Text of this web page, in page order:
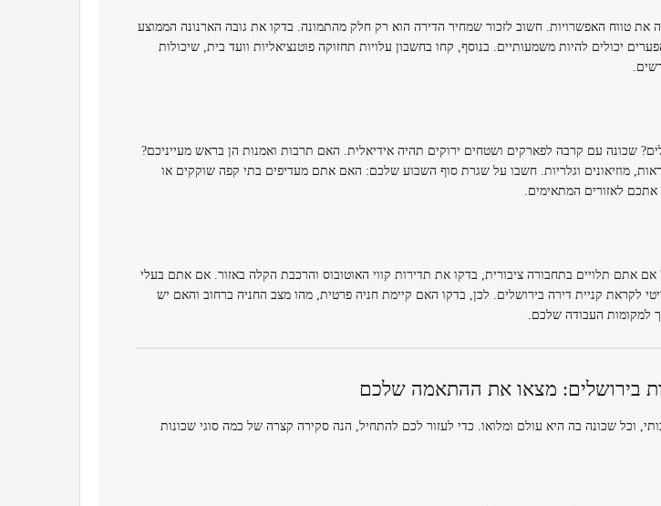
את טווח האפשרויות. חשוב לזכור שמחיר הדירה הוא רק חלק מהתמונה. בדקו את גובה הארנונה הממוצע
יכולים להיות משמעותיים. בנוסף, קחו בחשבון עלויות תחזוקה פוטנציאליות וועד בית, שיכולות
שכונה עם קרבה לפארקים ושטחים ירוקים תהיה אידיאלית. האם תרבות ואמנות הן בראש מעייניכם?
מוזיאונים וגלריות. חשבו על שגרת סוף השבוע שלכם: האם אתם מעדיפים בתי קפה שוקקים או
לאזורים המתאימים.
אם אתם תלויים בתחבורה ציבורית, בדקו את תדירות קווי האוטובוס והרכבת הקלה באזור. אם אתם בעלי
לקראת קניית דירה בירושלים. לכן, בדקו האם קיימת חניה פרטית, מהו מצב החניה ברחוב והאם יש
למקומות העבודה שלכם.
בירושלים: מצאו את ההתאמה שלכם
וכל שכונה בה היא עולם ומלואו. כדי לעזור לכם להתחיל, הנה סקירה קצרה של כמה סוגי שכונות